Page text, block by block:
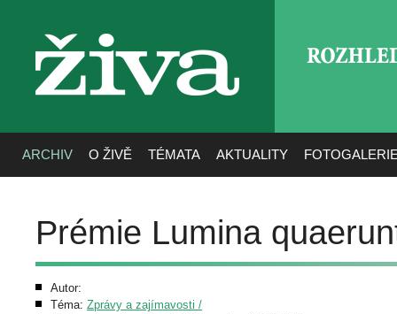
živa
ARCHIV O ŽIVĚ TÉMATA AKTUALITY
Prémie Lumina
Autor:
Téma: Zprávy a zajímavosti /